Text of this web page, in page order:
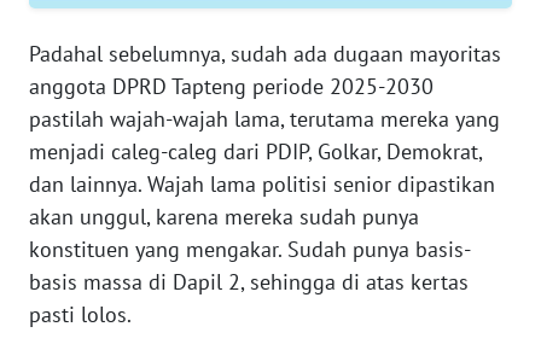
Padahal sebelumnya, sudah ada dugaan mayoritas
anggota DPRD Tapteng periode 2025-2030
pastilah wajah-wajah lama, terutama mereka yang
menjadi caleg-caleg dari PDIP, Golkar, Demokrat,
dan lainnya. Wajah lama politisi senior dipastikan
akan unggul, karena mereka sudah punya
konstituen yang mengakar. Sudah punya basis-
basis massa di Dapil 2, sehingga di atas kertas
pasti lolos.
WN
WN
SULTENG
WN
SULBAR
WN